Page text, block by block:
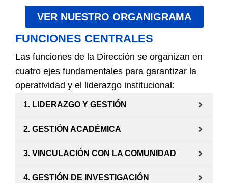
VER NUESTRO ORGANIGRAMA
FUNCIONES CENTRALES
Las funciones de la Dirección se organizan en
cuatro ejes fundamentales para garantizar la
operatividad y el liderazgo institucional:
1. LIDERAZGO Y GESTIÓN
2. GESTIÓN ACADÉMICA
3. VINCULACIÓN CON LA COMUNIDAD
4. GESTIÓN DE INVESTIGACIÓN